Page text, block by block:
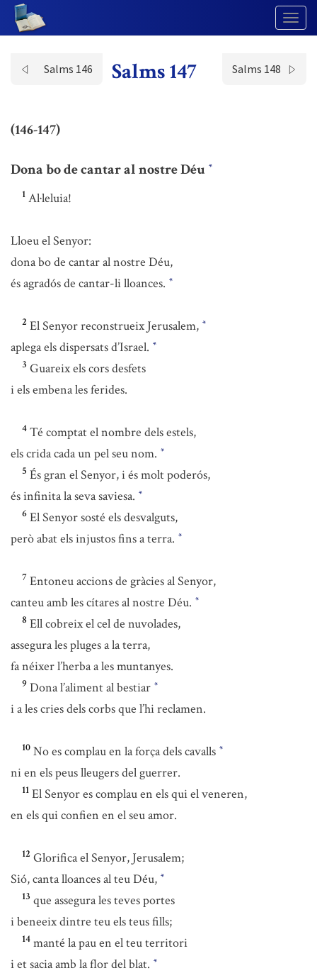
Salms 146 Salms 147 Salms 148
(146-147)
Dona bo de cantar al nostre Déu *
1 Al·leluia!
Lloeu el Senyor:
dona bo de cantar al nostre Déu,
és agradós de cantar-li lloances. *
2 El Senyor reconstrueix Jerusalem, *
aplega els dispersats d’Israel. *
3 Guareix els cors desfets
i els embena les ferides.
4 Té comptat el nombre dels estels,
els crida cada un pel seu nom. *
5 És gran el Senyor, i és molt poderós,
és infinita la seva saviesa. *
6 El Senyor sosté els desvalguts,
però abat els injustos fins a terra. *
7 Entoneu accions de gràcies al Senyor,
canteu amb les cítares al nostre Déu. *
8 Ell cobreix el cel de nuvolades,
assegura les pluges a la terra,
fa néixer l’herba a les muntanyes.
9 Dona l’aliment al bestiar *
i a les cries dels corbs que l’hi reclamen.
10 No es complau en la força dels cavalls *
ni en els peus lleugers del guerrer.
11 El Senyor es complau en els qui el veneren,
en els qui confien en el seu amor.
12 Glorifica el Senyor, Jerusalem;
Sió, canta lloances al teu Déu, *
13 que assegura les teves portes
i beneeix dintre teu els teus fills;
14 manté la pau en el teu territori
i et sacia amb la flor del blat. *